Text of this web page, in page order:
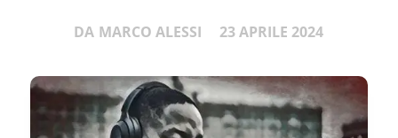
DA MARCO ALESSI 23 APRILE 2024